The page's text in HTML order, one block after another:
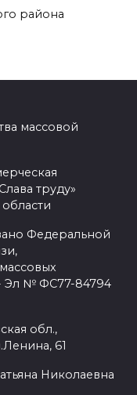
района
массовой
труду»
Федеральной
Эл № ФС77-84794
обл.,
61
Николаевна